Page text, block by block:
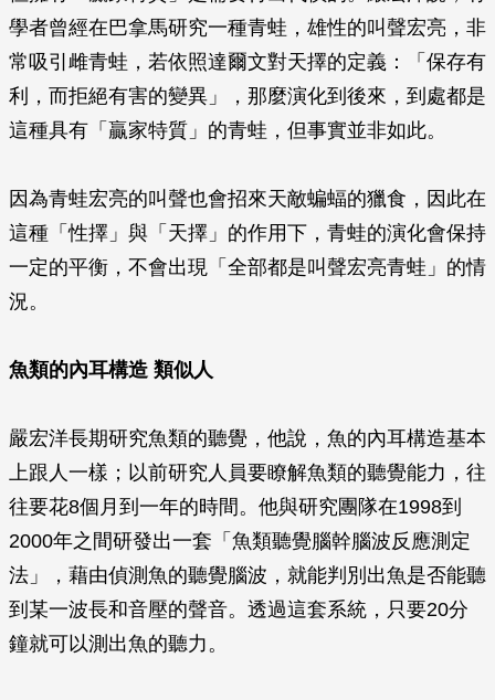
學者曾經在巴拿馬研究一種青蛙，雄性的叫聲宏亮，非
常吸引雌青蛙，若依照達爾文對天擇的定義：「保存有
利，而拒絕有害的變異」，那麼演化到後來，到處都是
這種具有「贏家特質」的青蛙，但事實並非如此。
因為青蛙宏亮的叫聲也會招來天敵蝙蝠的獵食，因此在
這種「性擇」與「天擇」的作用下，青蛙的演化會保持
一定的平衡，不會出現「全部都是叫聲宏亮青蛙」的情
況。
魚類的內耳構造 類似人
嚴宏洋長期研究魚類的聽覺，他說，魚的內耳構造基本
上跟人一樣；以前研究人員要瞭解魚類的聽覺能力，往
往要花8個月到一年的時間。他與研究團隊在1998到
2000年之間研發出一套「魚類聽覺腦幹腦波反應測定
法」，藉由偵測魚的聽覺腦波，就能判別出魚是否能聽
到某一波長和音壓的聲音。透過這套系統，只要20分
鐘就可以測出魚的聽力。